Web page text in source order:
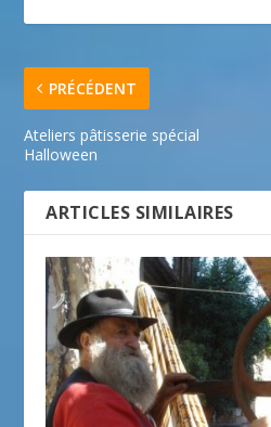
PRÉCÉDENT
Ateliers pâtisserie spécial
Halloween
ARTICLES SIMILAIRES